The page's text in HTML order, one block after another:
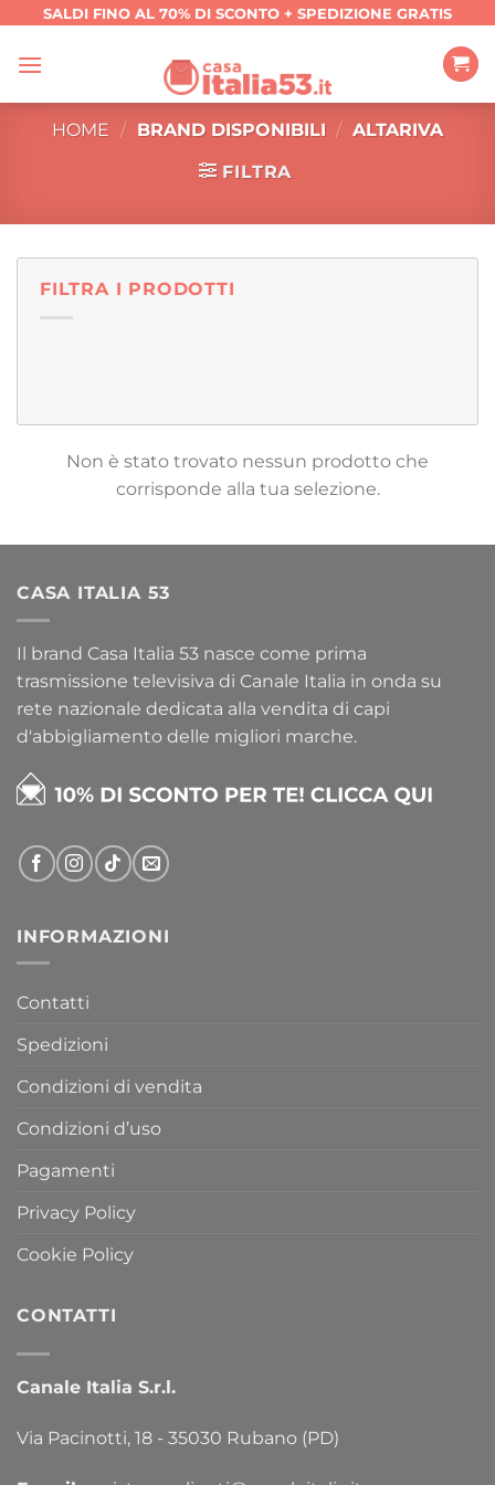
contenuti
SALDI FINO AL 70% DI SCONTO + SPEDIZIONE GRATIS
HOME / BRAND DISPONIBILI / ALTARIVA
FILTRA
FILTRA I PRODOTTI
Non è stato trovato nessun prodotto che
corrisponde alla tua selezione.
CASA ITALIA 53
Il brand Casa Italia 53 nasce come prima
trasmissione televisiva di Canale Italia in onda su
rete nazionale dedicata alla vendita di capi
d'abbigliamento delle migliori marche.
INFORMAZIONI
Contatti
Spedizioni
Condizioni di vendita
Condizioni d’uso
Pagamenti
Privacy Policy
Cookie Policy
CONTATTI
Canale Italia S.r.l.
Via Pacinotti, 18 - 35030 Rubano (PD)